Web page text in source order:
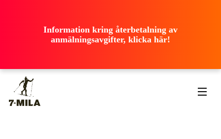
ooooooooooo
ooooooooooo
Information kring återbetalning av
anmälningsavgifter, klicka här!